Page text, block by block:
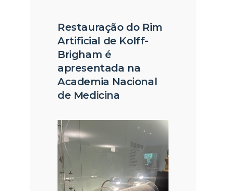
Restauração do Rim
Artificial de Kolff-
Brigham é
apresentada na
Academia Nacional
de Medicina